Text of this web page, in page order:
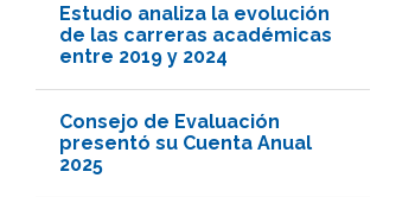
Estudio analiza la evolución
de las carreras académicas
entre 2019 y 2024
Consejo de Evaluación
presentó su Cuenta Anual
2025